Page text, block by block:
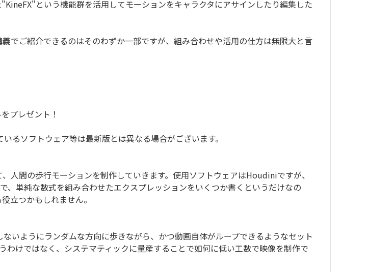
という機能群を活用してモーションをキャラクタにアサインしたり編集した
でご紹介できるのはそのわずか一部ですが、組み合わせや活用の仕方は無限大と言
プレゼント！
るソフトウェア等は最新版とは異なる場合がございます。
人間の歩行モーションを制作していきます。使用ソフトウェアはHoudiniですが、
単純な数式を組み合わせたエクスプレッションをいくつか書くというだけなの
立つかもしれません。
いようにランダムな方向に歩きながら、かつ動画自体がループできるようなセット
けではなく、システマティックに量産することで如何に低い工数で映像を制作で